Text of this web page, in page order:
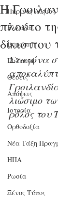
Πύρινος Λόγιος
Ελλάδα
Ευρώπη
Πολιτική
Θέσεις
Απόψεις
Ιστορία
Ορθοδοξία
Νέα Τάξη
ΗΠΑ
Ρωσία
Ξένος Τύπος
Η
πλούτο
δίκιο που
Σταγόνα
λιώσιμο
ρόλος του